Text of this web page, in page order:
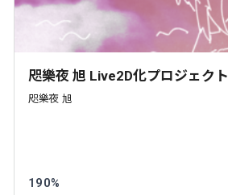
咫樂夜 旭 Live2D化プロジェクト
咫樂夜 旭
190%